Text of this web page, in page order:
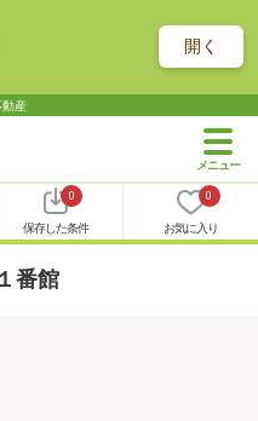
開く
動産
0
保存した条件
0
お気に入り
番館